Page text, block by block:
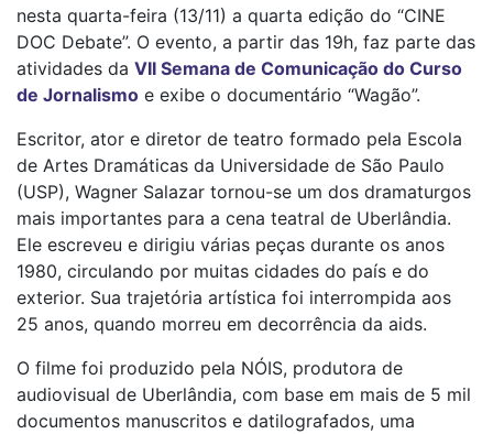
nesta quarta-feira (13/11) a quarta edição do “CINE
DOC Debate”. O evento, a partir das 19h, faz parte das
atividades da VII Semana de Comunicação do Curso
de Jornalismo e exibe o documentário “Wagão”.
Escritor, ator e diretor de teatro formado pela Escola
de Artes Dramáticas da Universidade de São Paulo
(USP), Wagner Salazar tornou-se um dos dramaturgos
mais importantes para a cena teatral de Uberlândia.
Ele escreveu e dirigiu várias peças durante os anos
1980, circulando por muitas cidades do país e do
exterior. Sua trajetória artística foi interrompida aos
25 anos, quando morreu em decorrência da aids.
O filme foi produzido pela NÓIS, produtora de
audiovisual de Uberlândia, com base em mais de 5 mil
documentos manuscritos e datilografados, uma